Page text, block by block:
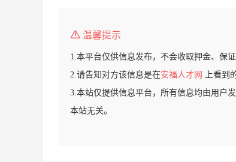
温馨提示
1.本平台仅供信息发布，不会收取押金、保
2.请告知对方该信息是在安福人才网
上看到
3.本站仅提供信息平台，所有信息均由用户
本站无关。